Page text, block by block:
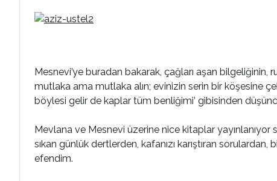
Mesnevi’ye buradan bakarak, çağları aşan bilgeliğinin,
mutlaka ama mutlaka alın; evinizin serin bir köşesine
böylesi gelir de kaplar tüm benliğimi’ gibisinden
Mevlana ve Mesnevi üzerine nice kitaplar yayınlanıyor
sıkan günlük dertlerden, kafanızı karıştıran sorulardan,
efendim.